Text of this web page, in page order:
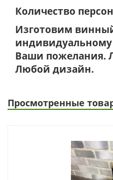
Количество
Изготовим
индивидуальному
Ваши пожелания.
Любой дизайн.
Просмотренные